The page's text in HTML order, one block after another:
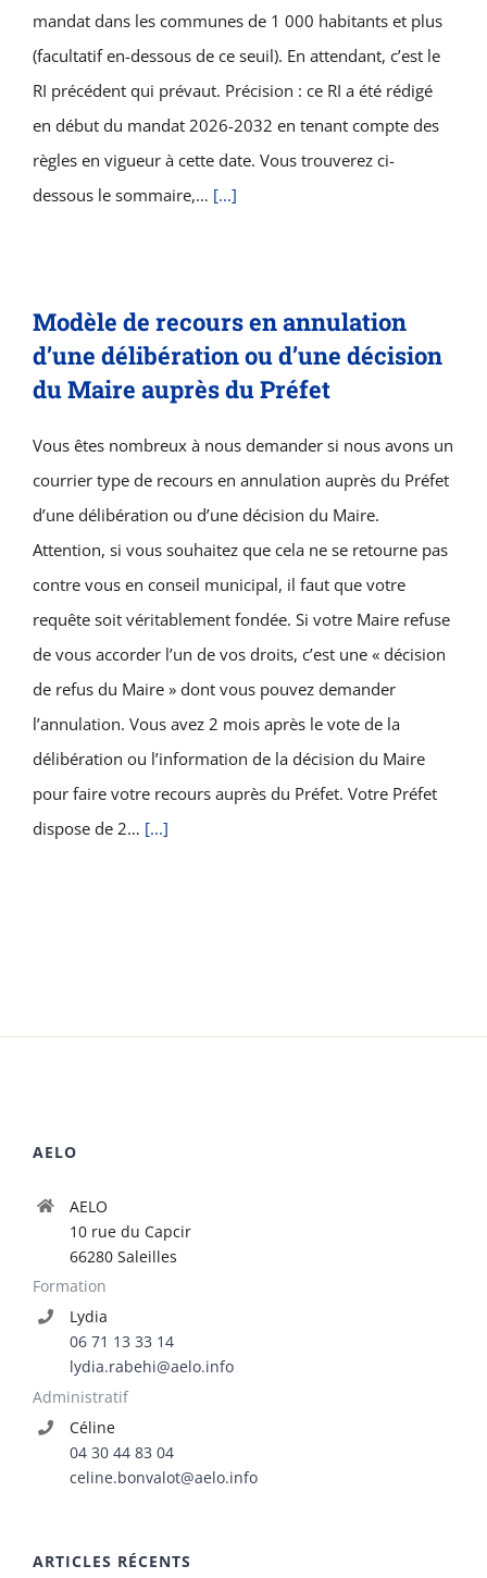
mandat dans les communes de 1 000 habitants et plus
(facultatif en-dessous de ce seuil). En attendant, c’est le
RI précédent qui prévaut. Précision : ce RI a été rédigé
en début du mandat 2026-2032 en tenant compte des
règles en vigueur à cette date. Vous trouverez ci-
dessous le sommaire,… [...]
Modèle de recours en annulation
d’une délibération ou d’une décision
du Maire auprès du Préfet
Vous êtes nombreux à nous demander si nous avons un
courrier type de recours en annulation auprès du Préfet
d’une délibération ou d’une décision du Maire.
Attention, si vous souhaitez que cela ne se retourne pas
contre vous en conseil municipal, il faut que votre
requête soit véritablement fondée. Si votre Maire refuse
de vous accorder l’un de vos droits, c’est une « décision
de refus du Maire » dont vous pouvez demander
l’annulation. Vous avez 2 mois après le vote de la
délibération ou l’information de la décision du Maire
pour faire votre recours auprès du Préfet. Votre Préfet
dispose de 2… [...]
AELO
AELO
10 rue du Capcir
66280 Saleilles
Formation
Lydia
06 71 13 33 14
lydia.rabehi@aelo.info
Administratif
Céline
04 30 44 83 04
celine.bonvalot@aelo.info
ARTICLES RÉCENTS